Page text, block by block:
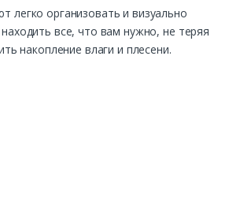
легко организовать и визуально
все, что вам нужно, не теряя
накопление влаги и плесени.